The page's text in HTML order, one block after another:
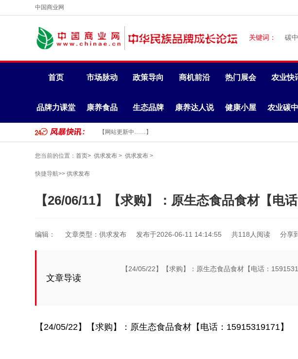
中国商业网
关键词： 碳
首页 市场脉动 政策导向 商机前沿 热门展会 农业快
品牌力课堂 康养食品 生态品牌 康养达人说 健康小屋 农业碳
【网站更新中……】
您当前的位置： 首页> 供求发布 > 供求发布 >
快捷导航>> 供求发布
【26/06/11】【求购】：原生态食品食材【电话
编辑： 文章类型：供求发布 发布于2026-06-11 14:14:55 共118人阅读 分享到
文章导读
【24/05/22】【求购】：原生态食品食材【电话：
【24/05/22】【求购】：原生态食品食材【电话：15915319171】